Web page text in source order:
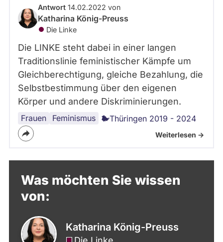
Antwort 14.02.2022 von
Katharina König-Preuss
Die Linke
Die LINKE steht dabei in einer langen
Traditionslinie feministischer Kämpfe um
Gleichberechtigung, gleiche Bezahlung, die
Selbstbestimmung über den eigenen
Körper und andere Diskriminierungen.
Frauen Feminismus
Queer Thüringen 2019 - 2024
Weiterlesen ->
Was möchten Sie wissen
von:
Katharina König-Preuss